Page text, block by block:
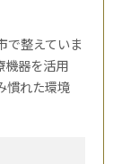
で整えていま
機器を活用
慣れた環境